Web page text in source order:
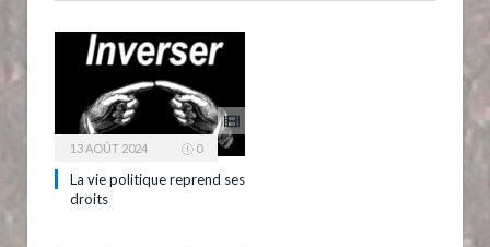
13 AOÛT 2024 0
La vie politique reprend ses
droits